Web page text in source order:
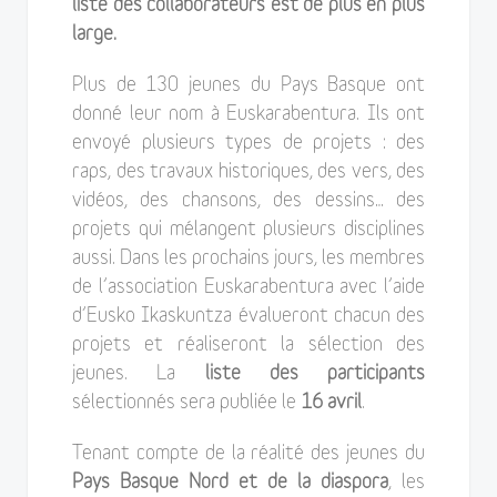
liste des collaborateurs est de plus en plus
large.
Plus de 130 jeunes du Pays Basque ont
donné leur nom à Euskarabentura. Ils ont
envoyé plusieurs types de projets : des
raps, des travaux historiques, des vers, des
vidéos, des chansons, des dessins… des
projets qui mélangent plusieurs disciplines
aussi. Dans les prochains jours, les membres
de l’association Euskarabentura avec l’aide
d’Eusko Ikaskuntza évalueront chacun des
projets et réaliseront la sélection des
jeunes. La liste des participants
sélectionnés sera publiée le 16 avril.
Tenant compte de la réalité des jeunes du
Pays Basque Nord et de la diaspora, les